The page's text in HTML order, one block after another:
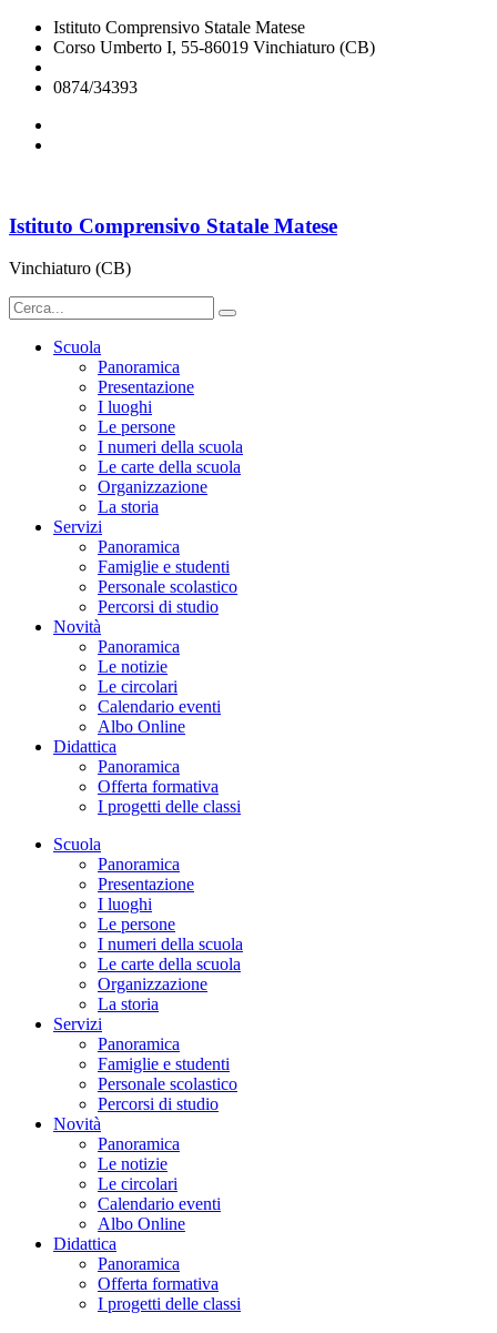
Istituto Comprensivo Statale Matese
Corso Umberto I, 55-86019 Vinchiaturo (CB)
0874/34393
Istituto Comprensivo Statale Matese
Vinchiaturo (CB)
Scuola
Panoramica
Presentazione
I luoghi
Le persone
I numeri della scuola
Le carte della scuola
Organizzazione
La storia
Servizi
Panoramica
Famiglie e studenti
Personale scolastico
Percorsi di studio
Novità
Panoramica
Le notizie
Le circolari
Calendario eventi
Albo Online
Didattica
Panoramica
Offerta formativa
I progetti delle classi
Scuola
Panoramica
Presentazione
I luoghi
Le persone
I numeri della scuola
Le carte della scuola
Organizzazione
La storia
Servizi
Panoramica
Famiglie e studenti
Personale scolastico
Percorsi di studio
Novità
Panoramica
Le notizie
Le circolari
Calendario eventi
Albo Online
Didattica
Panoramica
Offerta formativa
I progetti delle classi